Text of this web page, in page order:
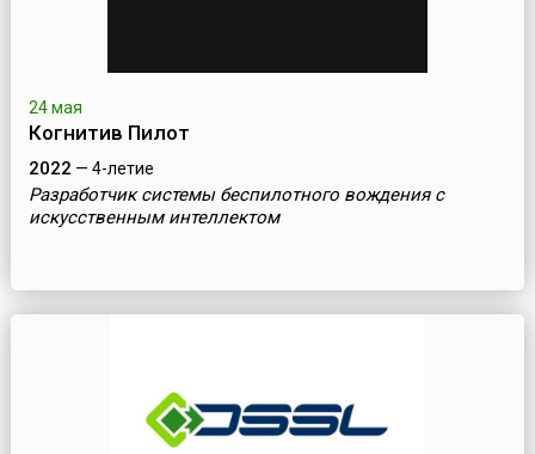
24 мая
Когнитив Пилот
2022 — 4-летие
Разработчик системы беспилотного вождения с
искусственным интеллектом